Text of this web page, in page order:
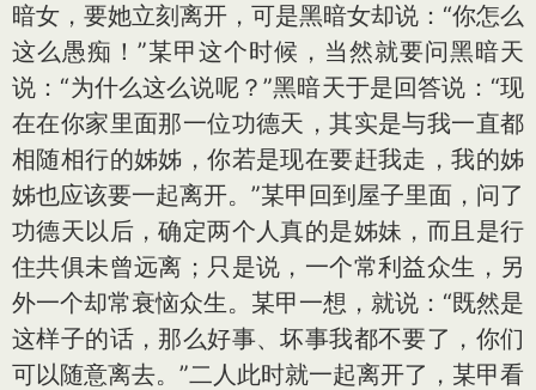
暗女，要她立刻离开，可是黑暗女却说：“你怎么
这么愚痴！”某甲这个时候，当然就要问黑暗天
说：“为什么这么说呢？”黑暗天于是回答说：“现
在在你家里面那一位功德天，其实是与我一直都
相随相行的姊姊，你若是现在要赶我走，我的姊
姊也应该要一起离开。”某甲回到屋子里面，问了
功德天以后，确定两个人真的是姊妹，而且是行
住共俱未曾远离；只是说，一个常利益众生，另
外一个却常衰恼众生。某甲一想，就说：“既然是
这样子的话，那么好事、坏事我都不要了，你们
可以随意离去。”二人此时就一起离开了，某甲看